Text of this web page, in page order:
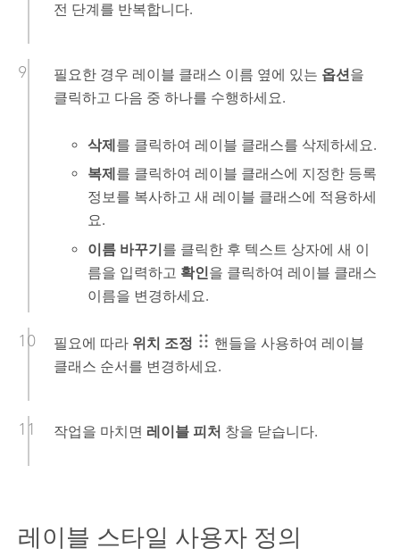
전 단계를 반복합니다.
필요한 경우 레이블 클래스 이름 옆에 있는 옵션을
클릭하고 다음 중 하나를 수행하세요.
삭제를 클릭하여 레이블 클래스를 삭제하세요.
복제 를 클릭하여 레이블 클래스에 지정한 등록
정보를 복사하고 새 레이블 클래스에 적용하세
요.
이름 바꾸기를 클릭한 후 텍스트 상자에 새 이
름을 입력하고 확인을 클릭하여 레이블 클래스
이름을 변경하세요.
필요에 따라 위치 조정
핸들을 사용하여 레이블
클래스 순서를 변경하세요.
작업을 마치면 레이블 피처 창을 닫습니다.
레이블 스타일 사용자 정의